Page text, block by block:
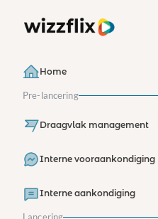
Home
Pre-lancering
Draagvlak management
Interne vooraankondiging
Interne aankondiging